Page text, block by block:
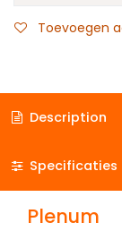
Toevoegen
Description
Specificaties
Plenum